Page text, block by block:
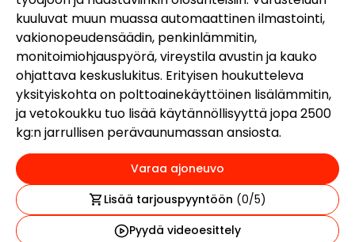
kuuluvat muun muassa automaattinen ilmastointi,
vakionopeudensäädin, penkinlämmitin,
monitoimiohjauspyörä, vireystila avustin ja kauko
ohjattava keskuslukitus. Erityisen houkutteleva
yksityiskohta on polttoainekäyttöinen lisälämmitin,
ja vetokoukku tuo lisää käytännöllisyyttä jopa 2500
kg:n jarrullisen perävaunumassan ansiosta.
Varaa ajoneuvo
Lisää tarjouspyyntöön (0/5)
Pyydä videoesittely